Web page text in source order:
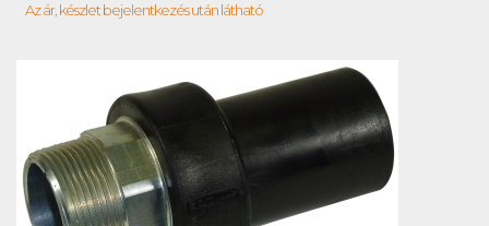
Az ár, készlet bejelentkezés után látható